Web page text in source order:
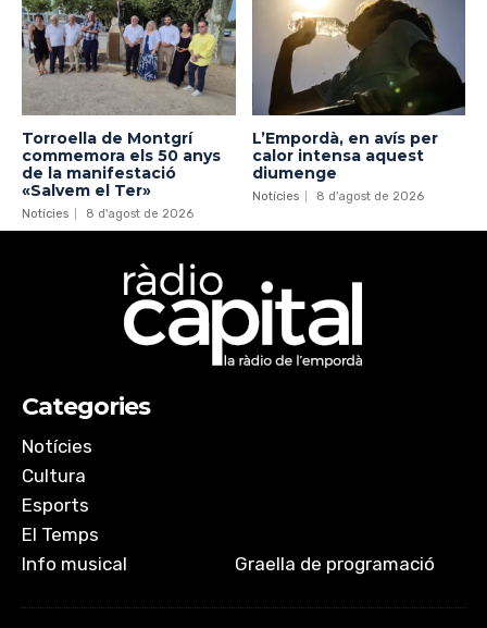
Torroella de Montgrí
commemora els 50 anys
de la manifestació
«Salvem el Ter»
Notícies 8 d'agost de 2026
L’Empordà, en avís per
calor intensa aquest
diumenge
Notícies 8 d'agost de 2026
Categories
Notícies
Cultura
Esports
El Temps
Info musical
Graella de programació